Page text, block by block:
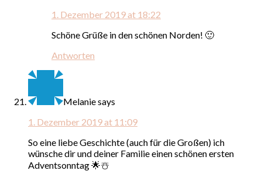
1. Dezember 2019 at 18:22
Schöne Grüße in den schönen Norden! 🙂
Antworten
Melaniesays
1. Dezember 2019 at 11:09
So eine liebe Geschichte (auch für die Großen) ich
wünsche dir und deiner Familie einen schönen ersten
Adventsonntag 🌟☃️